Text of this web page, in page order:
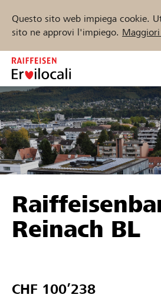
Questo sito web impiega cookie.
sito ne approvi l'impiego.
Zum
Inhalt
springen
Sostenere
Aiuto & supporto
Trova progetti e organizzazioni
Inizia ora
Reinach BL
CHF 100’238